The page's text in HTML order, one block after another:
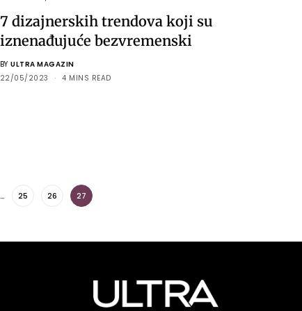
7 dizajnerskih trendova koji su
iznenađujuće bezvremenski
BY ULTRA MAGAZIN
22/05/2023
4 MINS READ
… 25 26 27